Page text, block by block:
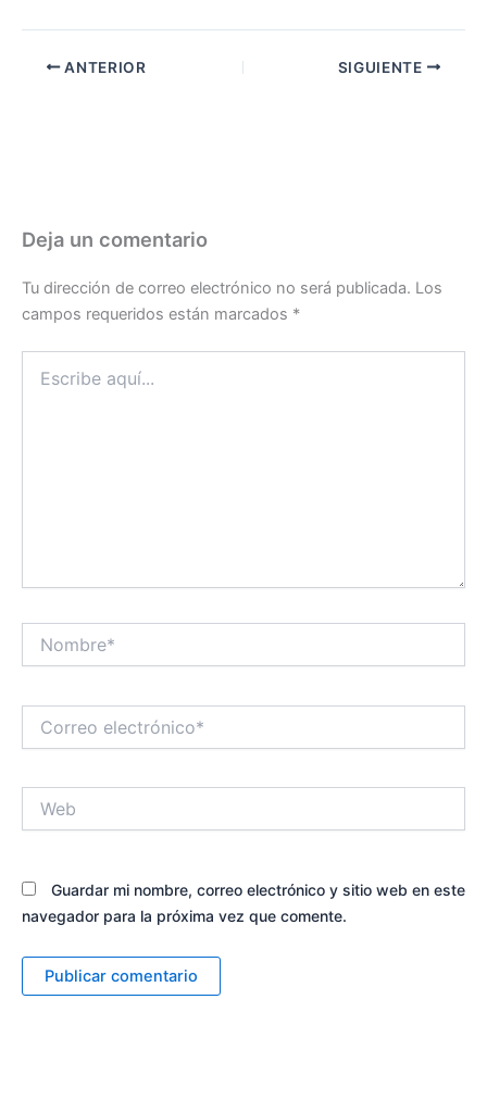
ANTERIOR SIGUIENTE
Deja un comentario
Tu dirección de correo electrónico no será publicada. Los
campos requeridos están marcados *
aquí...
electrónico*
Guardar mi nombre, correo electrónico y sitio web en este
navegador para la próxima vez que comente.